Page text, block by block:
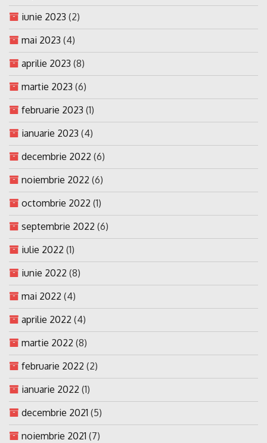
iunie 2023 (2)
mai 2023 (4)
aprilie 2023 (8)
martie 2023 (6)
februarie 2023 (1)
ianuarie 2023 (4)
decembrie 2022 (6)
noiembrie 2022 (6)
octombrie 2022 (1)
septembrie 2022 (6)
iulie 2022 (1)
iunie 2022 (8)
mai 2022 (4)
aprilie 2022 (4)
martie 2022 (8)
februarie 2022 (2)
ianuarie 2022 (1)
decembrie 2021 (5)
noiembrie 2021 (7)